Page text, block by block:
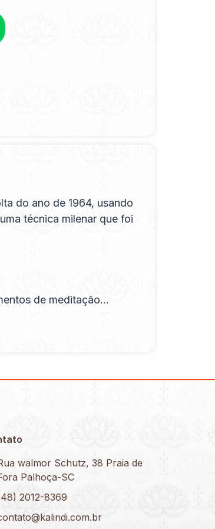
do ano de 1964, usando
técnica milenar que foi
de meditação…
walmor Schutz, 38 Praia de
Palhoça-SC
2012-8369